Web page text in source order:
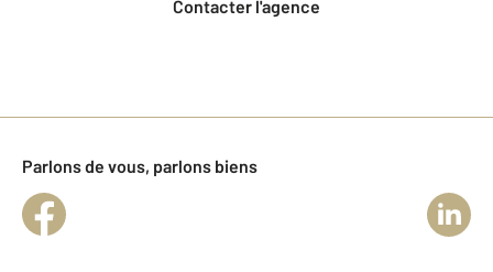
Contacter l'agence
Parlons de vous, parlons biens